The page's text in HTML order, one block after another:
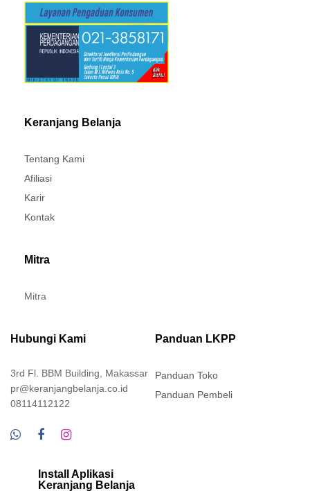
Keranjang Belanja
Tentang Kami
Afiliasi
Karir
Kontak
Mitra
Mitra
Hubungi Kami
3rd Fl. BBM Building, Makassar
pr@keranjangbelanja.co.id
08114112122
Panduan LKPP
Panduan Toko
Panduan Pembeli
Install Aplikasi
Keranjang Belanja